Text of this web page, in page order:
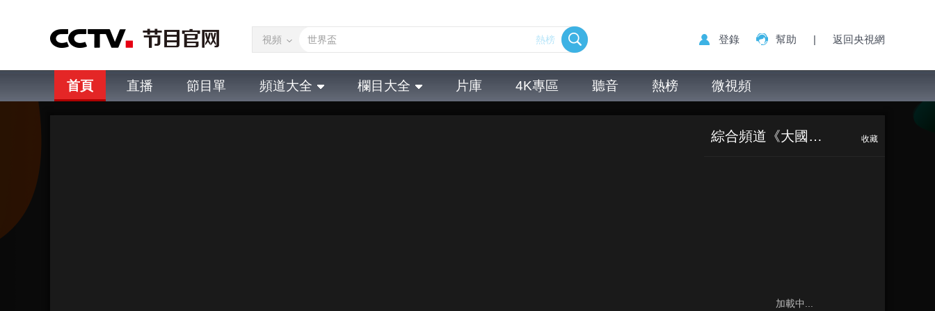
視頻 熱榜 登錄 幫助 | 返回央視網
首頁 直播 節目單 頻道大全 欄目大全 片庫 4K專區 聽音 熱榜 微視頻
綜合頻道《大國工匠》 收藏
加載中...